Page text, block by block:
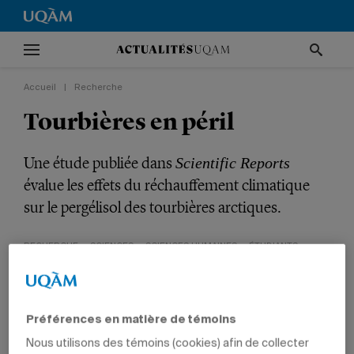
Accueil Recherche
Tourbières en péril
Une étude publiée dansScientific Reports
évalue les effets du réchauffement climatique
sur le pergélisol des tourbières arctiques.
RECHERCHE SCIENCES SCIENCES HUMAINES
ÉTUDIANTS
Préférences en matière de témoins
Nous utilisons des témoins (cookies) afin de collecter